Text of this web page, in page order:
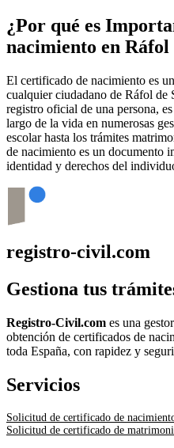
¿Por qué es
nacimiento en Ráfol
El certificado de nacimiento es
cualquier ciudadano de Ráfol de
registro oficial de una persona,
largo de la vida en numerosas
escolar hasta los trámites
de nacimiento es un documento
identidad y derechos del
registro-civil.com
Gestiona tus
Registro-Civil.com es una
obtención de certificados de
toda España, con rapidez y
Servicios
Solicitud de certificado de
Solicitud de certificado de